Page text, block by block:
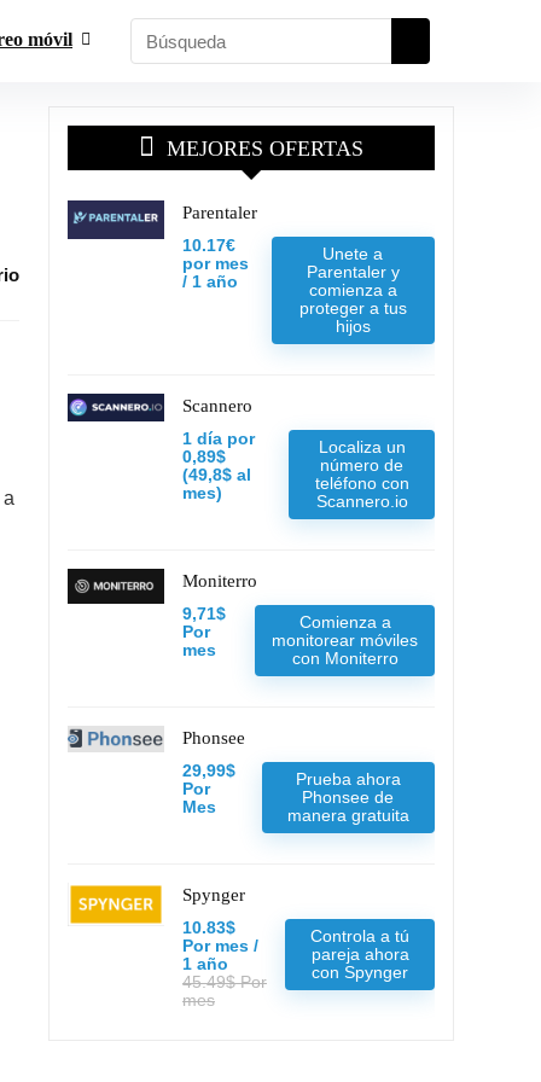
móvil
MEJORES OFERTAS
Parentaler
10.17€
por mes
/ 1 año
Unete a
Parentaler y
comienza a
proteger a tus
hijos
Scannero
1 día por
0,89$
(49,8$ al
mes)
Localiza un
número de
teléfono con
Scannero.io
Moniterro
9,71$
Por
mes
Comienza a
monitorear móviles
con Moniterro
Phonsee
29,99$
Por
Mes
Prueba ahora
Phonsee de
manera gratuita
Spynger
10.83$
Por mes /
1 año
45.49$ Por
mes
Controla a tú
pareja ahora
con Spynger